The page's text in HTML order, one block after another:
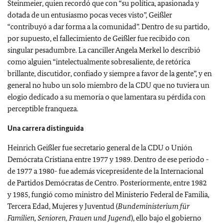
Steinmeier, quien recordó que con “su política, apasionada y
dotada de un entusiasmo pocas veces visto”, Geißler
“contribuyó a dar forma a la comunidad”. Dentro de su partido,
por supuesto, el fallecimiento de Geißler fue recibido con
singular pesadumbre. La canciller Angela Merkel lo describió
como alguien “intelectualmente sobresaliente, de retórica
brillante, discutidor, confiado y siempre a favor de la gente”, y en
general no hubo un solo miembro de la CDU que no tuviera un
elogio dedicado a su memoria o que lamentara su pérdida con
perceptible franqueza.
Una carrera distinguida
Heinrich Geißler fue secretario general de la CDU o Unión
Demócrata Cristiana entre 1977 y 1989. Dentro de ese periodo -
de 1977 a 1980- fue además vicepresidente de la Internacional
de Partidos Demócratas de Centro. Posteriormente, entre 1982
y 1985, fungió como ministro del Ministerio Federal de Familia,
Tercera Edad, Mujeres y Juventud (Bundeministerium für
Familien, Senioren, Frauen und Jugend), ello bajo el gobierno